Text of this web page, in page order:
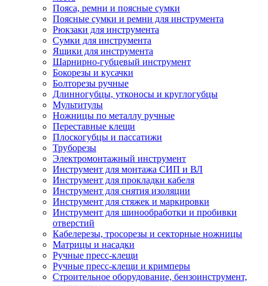
Пояса, ремни и поясные сумки
Поясные сумки и ремни для инструмента
Рюкзаки для инструмента
Сумки для инструмента
Ящики для инструмента
Шарнирно-губцевый инструмент
Бокорезы и кусачки
Болторезы ручные
Длинногубцы, утконосы и круглогубцы
Мультитулы
Ножницы по металлу ручные
Переставные клещи
Плоскогубцы и пассатижи
Труборезы
Электромонтажный инструмент
Инструмент для монтажа СИП и ВЛ
Инструмент для прокладки кабеля
Инструмент для снятия изоляции
Инструмент для стяжек и маркировки
Инструмент для шинообработки и пробивки
отверстий
Кабелерезы, тросорезы и секторные ножницы
Матрицы и насадки
Ручные пресс-клещи
Ручные пресс-клещи и кримперы
Строительное оборудование, бензоинструмент,